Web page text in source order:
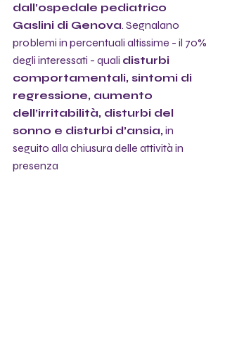
dall’ospedale pediatrico
Gaslini di Genova. Segnalano
problemi in percentuali altissime - il 70%
degli interessati - quali disturbi
comportamentali, sintomi di
regressione, aumento
dell’irritabilità, disturbi del
sonno e disturbi d’ansia, in
seguito alla chiusura delle attività in
presenza